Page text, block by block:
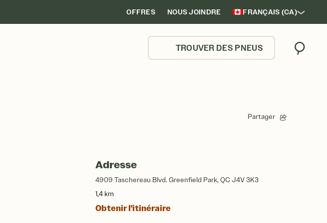
OFFRES NOUS JOINDRE FRANÇAIS (CA)
TROUVER DES PNEUS Trouver
Partager
Adresse
4909 Taschereau Blvd. Greenfield Park, QC J4V 3K3
1,4 km
Obtenir l'itinéraire